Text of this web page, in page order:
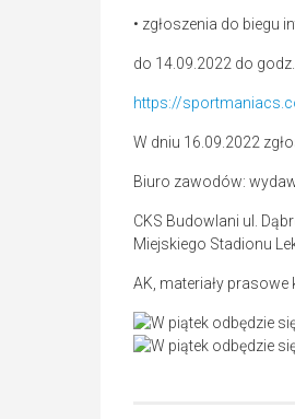
• zgłoszenia do biegu
do 14.09.2022 do
https://
W dniu 16.09.2022
Biuro zawodów:
CKS Budowlani ul.
Miejskiego Stadionu
AK, materiały prasowe